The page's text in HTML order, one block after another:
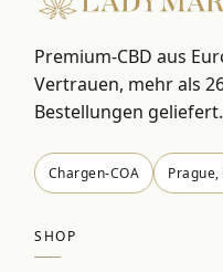
Premium-CBD aus
Vertrauen, mehr als
Bestellungen geliefert.
Chargen-COA Prague,
SHOP